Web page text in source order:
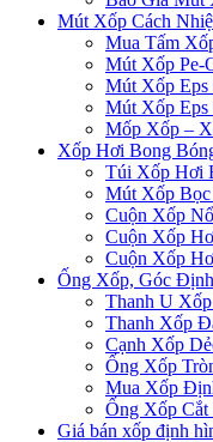
Mút Xốp Cách
Mua Tấm
Mút Xốp Pe-
Mút Xốp Eps
Mút Xốp
Mốp Xốp –
Xốp Hơi Bong
Túi Xốp Hơi
Mút Xốp
Cuộn Xốp
Cuộn Xốp
Cuộn Xốp
Ống Xốp, Góc
Thanh U
Thanh Xốp
Cạnh Xốp
Ống Xốp
Mua Xốp
Ống Xốp Cắt
Giá bán xốp định